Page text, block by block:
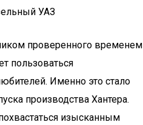
УАЗ
проверенного временем
пользоваться
Именно это стало
производства Хантера.
изысканным